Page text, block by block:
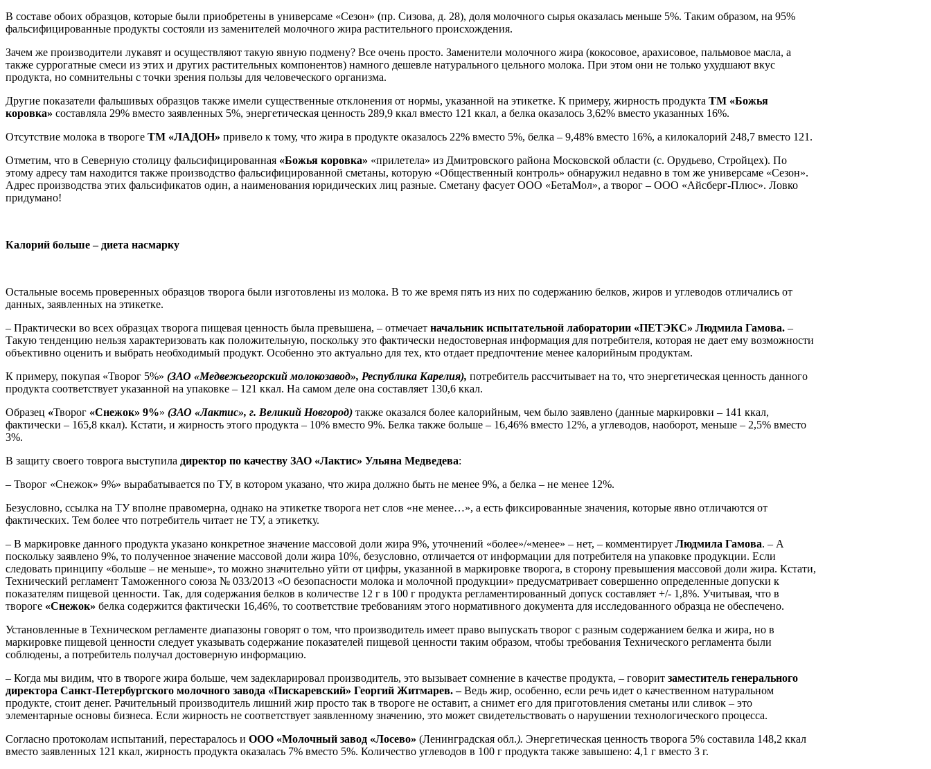
В составе обоих образцов, которые были приобретены в универсаме «Сезон» (пр. Сизова, д. 28), доля молочного сырья оказалась меньше 5%. Таким образом, на 95%
фальсифицированные продукты состояли из заменителей молочного жира растительного происхождения.
Зачем же производители лукавят и осуществляют такую явную подмену? Все очень просто. Заменители молочного жира (кокосовое, арахисовое, пальмовое масла, а
также суррогатные смеси из этих и других растительных компонентов) намного дешевле натурального цельного молока. При этом они не только ухудшают вкус
продукта, но сомнительны с точки зрения пользы для человеческого организма.
Другие показатели фальшивых образцов также имели существенные отклонения от нормы, указанной на этикетке. К примеру, жирность продукта ТМ «Божья
коровка» составляла 29% вместо заявленных 5%, энергетическая ценность 289,9 ккал вместо 121 ккал, а белка оказалось 3,62% вместо указанных 16%.
Отсутствие молока в твороге ТМ «ЛАДОН» привело к тому, что жира в продукте оказалось 22% вместо 5%, белка – 9,48% вместо 16%, а килокалорий 248,7 вместо 121.
Отметим, что в Северную столицу фальсифицированная «Божья коровка» «прилетела» из Дмитровского района Московской области (с. Орудьево, Стройцех). По
этому адресу там находится также производство фальсифицированной сметаны, которую «Общественный контроль» обнаружил недавно в том же универсаме «Сезон».
Адрес производства этих фальсификатов один, а наименования юридических лиц разные. Сметану фасует ООО «БетаМол», а творог – ООО «Айсберг-Плюс». Ловко
придумано!
Калорий больше – диета насмарку
Остальные восемь проверенных образцов творога были изготовлены из молока. В то же время пять из них по содержанию белков, жиров и углеводов отличались от
данных, заявленных на этикетке.
– Практически во всех образцах творога пищевая ценность была превышена, – отмечает начальник испытательной лаборатории «ПЕТЭКС» Людмила Гамова. –
Такую тенденцию нельзя характеризовать как положительную, поскольку это фактически недостоверная информация для потребителя, которая не дает ему возможности
объективно оценить и выбрать необходимый продукт. Особенно это актуально для тех, кто отдает предпочтение менее калорийным продуктам.
К примеру, покупая «Творог 5%» (ЗАО «Медвежьегорский молокозавод», Республика Карелия), потребитель рассчитывает на то, что энергетическая ценность данного
продукта соответствует указанной на упаковке – 121 ккал. На самом деле она составляет 130,6 ккал.
Образец «Творог «Снежок» 9%» (ЗАО «Лактис», г. Великий Новгород) также оказался более калорийным, чем было заявлено (данные маркировки – 141 ккал,
фактически – 165,8 ккал). Кстати, и жирность этого продукта – 10% вместо 9%. Белка также больше – 16,46% вместо 12%, а углеводов, наоборот, меньше – 2,5% вместо
3%.
В защиту своего товрога выступила директор по качеству ЗАО «Лактис» Ульяна Медведева:
– Творог «Снежок» 9%» вырабатывается по ТУ, в котором указано, что жира должно быть не менее 9%, а белка – не менее 12%.
Безусловно, ссылка на ТУ вполне правомерна, однако на этикетке творога нет слов «не менее…», а есть фиксированные значения, которые явно отличаются от
фактических. Тем более что потребитель читает не ТУ, а этикетку.
– В маркировке данного продукта указано конкретное значение массовой доли жира 9%, уточнений «более»/«менее» – нет, – комментирует Людмила Гамова. – А
поскольку заявлено 9%, то полученное значение массовой доли жира 10%, безусловно, отличается от информации для потребителя на упаковке продукции. Если
следовать принципу «больше – не меньше», то можно значительно уйти от цифры, указанной в маркировке творога, в сторону превышения массовой доли жира. Кстати,
Технический регламент Таможенного союза № 033/2013 «О безопасности молока и молочной продукции» предусматривает совершенно определенные допуски к
показателям пищевой ценности. Так, для содержания белков в количестве 12 г в 100 г продукта регламентированный допуск составляет +/- 1,8%. Учитывая, что в
твороге «Снежок» белка содержится фактически 16,46%, то соответствие требованиям этого нормативного документа для исследованного образца не обеспечено.
Установленные в Техническом регламенте диапазоны говорят о том, что производитель имеет право выпускать творог с разным содержанием белка и жира, но в
маркировке пищевой ценности следует указывать содержание показателей пищевой ценности таким образом, чтобы требования Технического регламента были
соблюдены, а потребитель получал достоверную информацию.
– Когда мы видим, что в твороге жира больше, чем задекларировал производитель, это вызывает сомнение в качестве продукта, – говорит заместитель генерального
директора Санкт-Петербургского молочного завода «Пискаревский» Георгий Житмарев. –Ведь жир, особенно, если речь идет о качественном натуральном
продукте, стоит денег. Рачительный производитель лишний жир просто так в твороге не оставит, а снимет его для приготовления сметаны или сливок – это
элементарные основы бизнеса. Если жирность не соответствует заявленному значению, это может свидетельствовать о нарушении технологического процесса.
Согласно протоколам испытаний, перестаралось и ООО «Молочный завод «Лосево» (Ленинградская обл.). Энергетическая ценность творога 5% составила 148,2 ккал
вместо заявленных 121 ккал, жирность продукта оказалась 7% вместо 5%. Количество углеводов в 100 г продукта также завышено: 4,1 г вместо 3 г.